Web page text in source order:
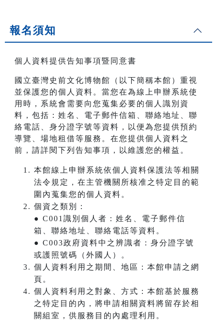
報名須知
個人資料提供告知事項暨同意書
國立臺灣史前文化博物館（以下簡稱本館）重視
並保護您的個人資料。當您在為線上申辦系統使
用時，系統會需要向您蒐集必要的個人識別資
料，包括：姓名、電子郵件信箱、聯絡地址、聯
絡電話、身分證字號等資料，以便為您提供預約
導覽、場地租借等服務。在您提供個人資料之
前，請詳閱下列告知事項，以維護您的權益。
本館線上申辦系統依個人資料保護法等相關
法令規定，在主管機關所核准之特定目的範
圍內蒐集您的個人資料。
個資之類別：
● C001識別個人者：姓名、電子郵件信
箱、聯絡地址、聯絡電話等資料。
● C003政府資料中之辨識者：身分證字號
或護照號碼（外國人）。
個人資料利用之期間、地區：本館申請之網
頁。
個人資料利用之對象、方式：本館基於服務
之特定目的內，將申請相關資料將留存於相
關組室，供服務目的內處理利用。